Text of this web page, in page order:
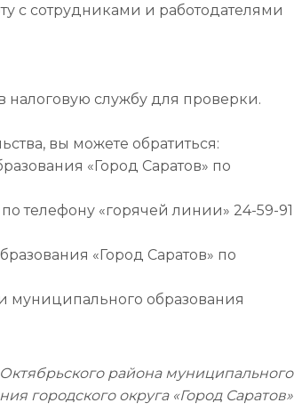
с сотрудниками и работодателями
налоговую службу для проверки.
вы можете обратиться:
«Город Саратов» по
телефону «горячей линии» 24-59-91
«Город Саратов» по
муниципального образования
района муниципального
городского округа «Город Саратов»